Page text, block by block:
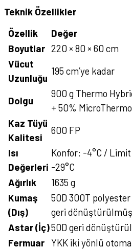
Teknik Özellikler
Özellik
Değer
Boyutlar 220 × 80 × 60 cm
Vücut
Uzunluğu
195 cm’ye kadar
Dolgu
900 g Thermo
+ 50%
Kaz Tüyü
Kalitesi
600 FP
Isı
Değerleri
Konfor: -4°C /
-29°C
Ağırlık
1635 g
Kumaş
(Dış)
50D 300T
geri
Astar (İç)50D geri
Fermuar
YKK iki yönlü